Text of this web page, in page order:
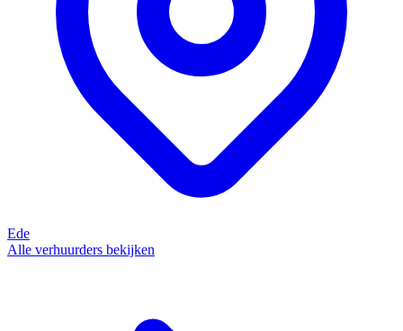
Ede
Alle verhuurders bekijken